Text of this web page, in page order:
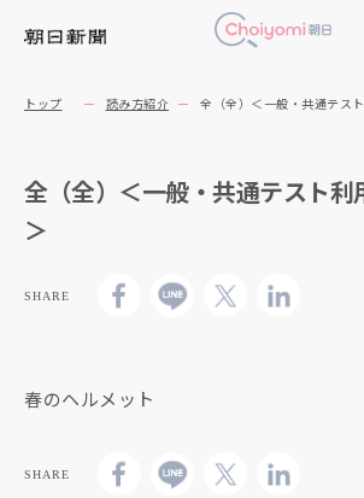
トップ 読み方紹介 全（全）＜一般・共通テス
全（全）＜一般・共通テスト利
＞
SHARE
春のヘルメット
SHARE